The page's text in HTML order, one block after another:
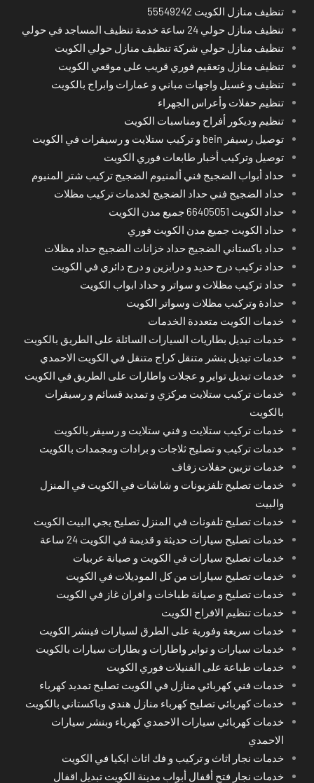
تنظيف منازل الكويت 55549242
تنظيف منازل حولي 24 ساعة خدمة تنظيف المساجد في حولي
تنظيف منازل حولي شركة تنظيف منازل حولي الكويت
تنظيف منازل وتعقيم فوري قريب على موقعي الكويت
تنظيف و غسيل واجهات مباني و عمارات وابراج بالكويت
تنظيم حفلات وأعراس الجهراء
تنظيم وديكور أفراح ومناسبات الكويت
توصيل رسيفر bein و تركيب ستلايت و رسيفرات في الكويت
توصيل وتركيب أخبار طابعات فوري الكويت
حداد أبواب الضجيج فني ألمنيوم الضجيج تركيب شتر المنيوم
حداد الضجيج فني حداد الضجيج لخدمات تركيب مظلات
حداد الكويت 66405051 جميع مدن الكويت
حداد الكويت جميع مدن الكويت فوري
حداد باكستاني الضجيج حداد خزانات الضجيج حداد مظلات
حداد تركيب درج حديد و درابزين و درج دائري في الكويت
حداد تركيب مظلات و سواتر و حداد ابواب الكويت
حدادة وتركيب مظلات وسواتر الكويت
خدمات الكويت متعددة الخدمات
خدمات تبديل بطاريات السيارات السائلة على الطريق بالكويت
خدمات تبديل بنشر متنقل كراج متنقل في الكويت الاحمدي
خدمات تبديل تواير و عجلات واطارات على الطريق في الكويت
خدمات تركيب ستلايت مركزي و تمديد قسائم و رسيفرات
بالكويت
خدمات تركيب ستلايت و فني ستلايت و رسيفر بالكويت
خدمات تركيب و تصليح ثلاجات و برادات ومجمدات بالكويت
خدمات تزيين حفلات زفاف
خدمات تصليح تلفزيونات و شاشات في الكويت في المنزل
والبيت
خدمات تصليح تلفونات في المنزل تصليح يجي البيت الكويت
خدمات تصليح سيارات حديثة و قديمة في الكويت 24 ساعة
خدمات تصليح سيارات في الكويت و صيانة عربيات
خدمات تصليح سيارات من كل الموديلات في الكويت
خدمات تصليح و صيانة طباخات و افران غاز في الكويت
خدمات تنظيم الافراح الكويت
خدمات سريعة وفورية على الطرق لسيارات فينشر الكويت
خدمات سيارات و تواير واطارات و بطارات سيارات بالكويت
خدمات طباعة على الفنيلات فوري الكويت
خدمات فني كهربائي منازل في الكويت تصليح تمديد كهرباء
خدمات كهربائي تصليح كهرباء منازل هندي وباكستاني بالكويت
خدمات كهربائي سيارات الاحمدي كهرباء وبنشر سيارات
الاحمدي
خدمات نجار اثاث و تركيب و فك اثاث ايكيا في الكويت
خدمات نجار فتح أقفال أبواب مدينة الكويت تبديل اقفال